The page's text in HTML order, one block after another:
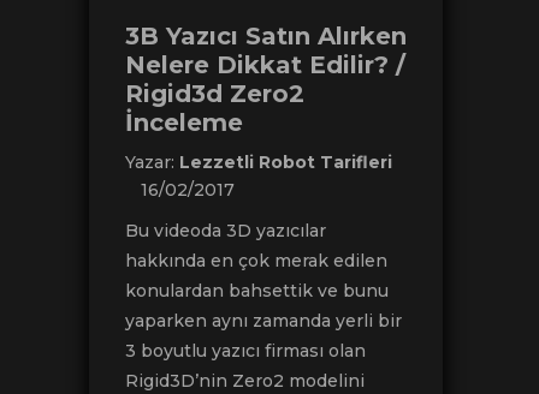
3B Yazıcı Satın Alırken
Nelere Dikkat Edilir? /
Rigid3d Zero2
İnceleme
Yazar: Lezzetli Robot Tarifleri
16/02/2017
Bu videoda 3D yazıcılar
hakkında en çok merak edilen
konulardan bahsettik ve bunu
yaparken aynı zamanda yerli bir
3 boyutlu yazıcı firması olan
Rigid3D’nin Zero2 modelini